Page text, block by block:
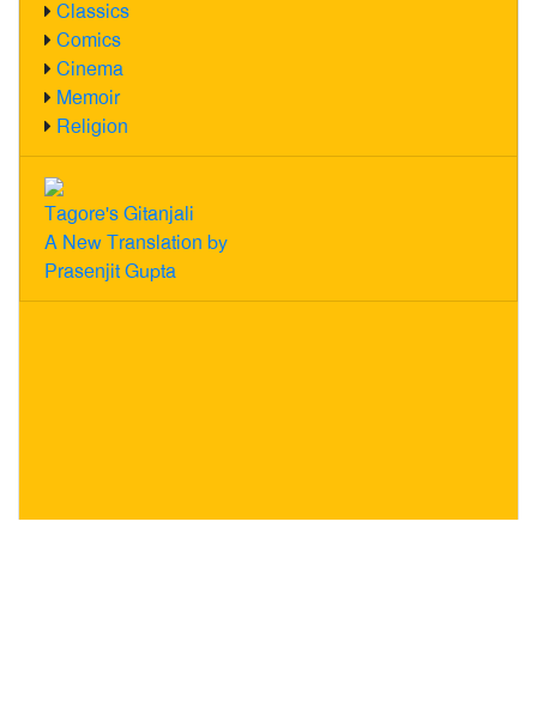
Classics
Comics
Cinema
Memoir
Religion
Tagore's Gitanjali
A New Translation by
Prasenjit Gupta